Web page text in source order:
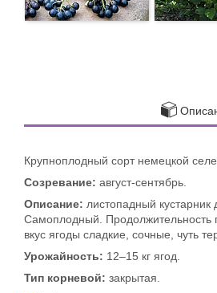
Крупноплодный сорт немецкой
Созревание: август-сентябрь.
Описание: листопадный
Самоплодный. Продолжительность
вкус ягоды сладкие, сочные, чуть
Урожайность: 12–15 кг ягод.
Тип корневой: закрытая.